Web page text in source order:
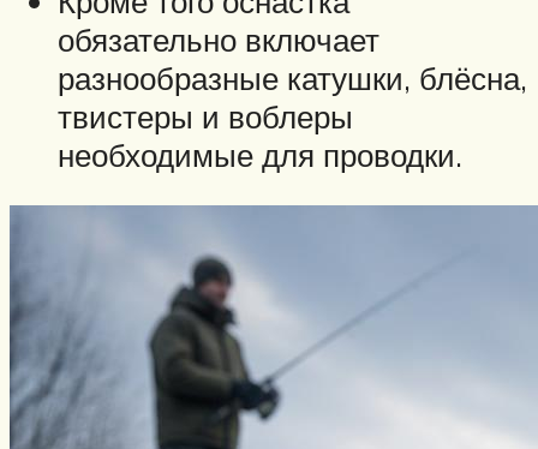
обязательно включает
разнообразные катушки, блёсна,
твистеры и воблеры
необходимые для проводки.